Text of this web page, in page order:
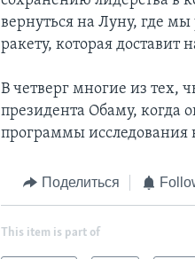
вернуться на Луну, где
ракету, которая доставит
В четверг многие из тех,
президента Обаму, когда
программы
Поделиться
This item is part of